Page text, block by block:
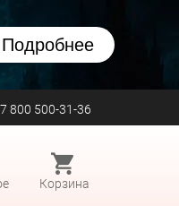
Подробнее
800 500-31-36
Корзина